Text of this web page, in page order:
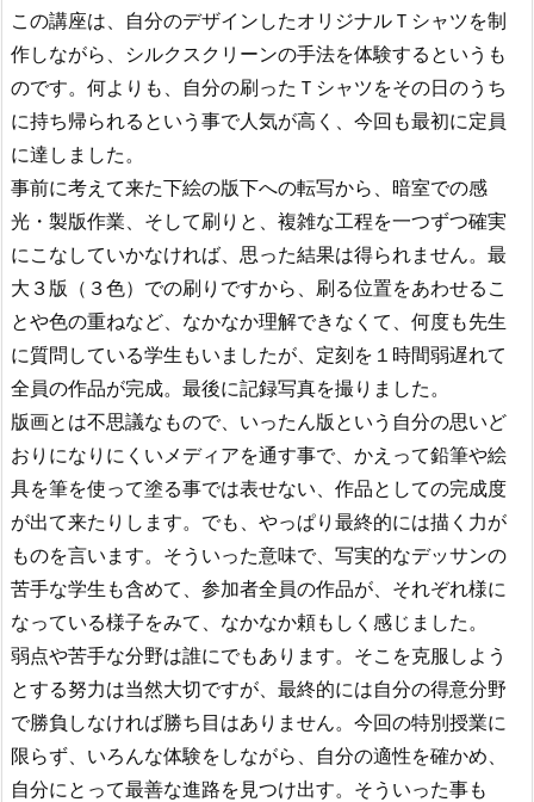
この講座は、自分のデザインしたオリジナルＴシャツを制
作しながら、シルクスクリーンの手法を体験するというも
のです。何よりも、自分の刷ったＴシャツをその日のうち
に持ち帰られるという事で人気が高く、今回も最初に定員
に達しました。
事前に考えて来た下絵の版下への転写から、暗室での感
光・製版作業、そして刷りと、複雑な工程を一つずつ確実
にこなしていかなければ、思った結果は得られません。最
大３版（３色）での刷りですから、刷る位置をあわせるこ
とや色の重ねなど、なかなか理解できなくて、何度も先生
に質問している学生もいましたが、定刻を１時間弱遅れて
全員の作品が完成。最後に記録写真を撮りました。
版画とは不思議なもので、いったん版という自分の思いど
おりになりにくいメディアを通す事で、かえって鉛筆や絵
具を筆を使って塗る事では表せない、作品としての完成度
が出て来たりします。でも、やっぱり最終的には描く力が
ものを言います。そういった意味で、写実的なデッサンの
苦手な学生も含めて、参加者全員の作品が、それぞれ様に
なっている様子をみて、なかなか頼もしく感じました。
弱点や苦手な分野は誰にでもあります。そこを克服しよう
とする努力は当然大切ですが、最終的には自分の得意分野
で勝負しなければ勝ち目はありません。今回の特別授業に
限らず、いろんな体験をしながら、自分の適性を確かめ、
自分にとって最善な進路を見つけ出す。そういった事も